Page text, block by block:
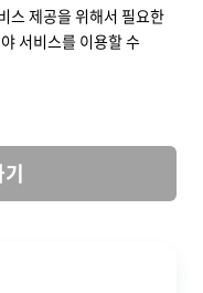
스 제공을 위해서 필요한
서비스를 이용할 수